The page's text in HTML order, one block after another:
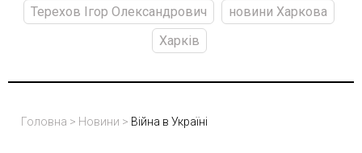
Терехов Ігор Олександрович
новини Харкова
Харків
Головна > Новини > Війна в Україні